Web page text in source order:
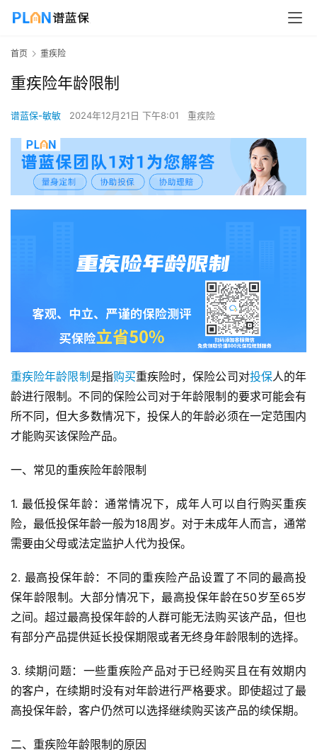
首页 重疾险
重疾险年龄限制
谱蓝保-敏敏 2024年12月21日 下午8:01 重疾险
重疾险年龄限制是指购买重疾险时，保险公司对投保人的年
龄进行限制。不同的保险公司对于年龄限制的要求可能会有
所不同，但大多数情况下，投保人的年龄必须在一定范围内
才能购买该保险产品。
一、常见的重疾险年龄限制
1. 最低投保年龄：通常情况下，成年人可以自行购买重疾
险，最低投保年龄一般为18周岁。对于未成年人而言，通常
需要由父母或法定监护人代为投保。
2. 最高投保年龄：不同的重疾险产品设置了不同的最高投
保年龄限制。大部分情况下，最高投保年龄在50岁至65岁
之间。超过最高投保年龄的人群可能无法购买该产品，但也
有部分产品提供延长投保期限或者无终身年龄限制的选择。
3. 续期问题：一些重疾险产品对于已经购买且在有效期内
的客户，在续期时没有对年龄进行严格要求。即使超过了最
高投保年龄，客户仍然可以选择继续购买该产品的续保期。
二、重疾险年龄限制的原因